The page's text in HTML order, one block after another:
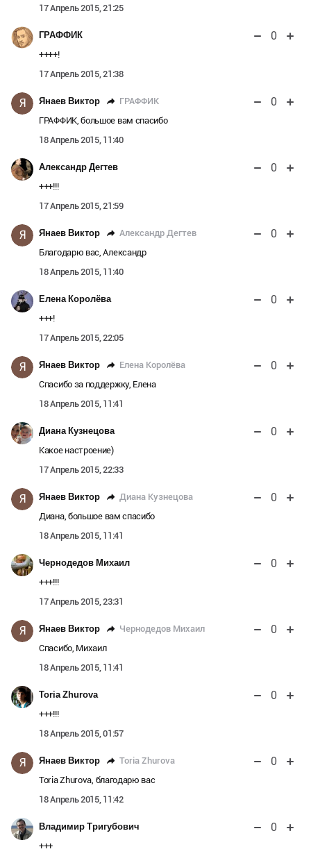
17 Апрель 2015, 21:25
ГРАФФИК 0
++++!
17 Апрель 2015, 21:38
Я Янаев Виктор ГРАФФИК 0
ГРАФФИК, большое вам спасибо
18 Апрель 2015, 11:40
Александр Дегтев 0
+++!!!
17 Апрель 2015, 21:59
Я Янаев Виктор Александр Дегтев 0
Благодарю вас, Александр
18 Апрель 2015, 11:40
Елена Королёва 0
+++!
17 Апрель 2015, 22:05
Я Янаев Виктор Елена Королёва 0
Спасибо за поддержку, Елена
18 Апрель 2015, 11:41
Диана Кузнецова 0
Какое настроение)
17 Апрель 2015, 22:33
Я Янаев Виктор Диана Кузнецова 0
Диана, большое вам спасибо
18 Апрель 2015, 11:41
Чернодедов Михаил 0
+++!!!
17 Апрель 2015, 23:31
Я Янаев Виктор Чернодедов Михаил 0
Спасибо, Михаил
18 Апрель 2015, 11:41
Toria Zhurova 0
+++!!!
18 Апрель 2015, 01:57
Я Янаев Виктор Toria Zhurova 0
Toria Zhurova, благодарю вас
18 Апрель 2015, 11:42
Владимир Тригубович 0
+++